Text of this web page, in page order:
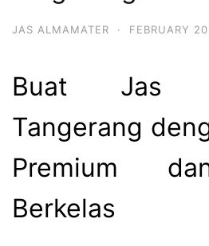
JAS ALMAMATER · FEBRUARY
Buat Jas
Tangerang
Premium
Berkelas